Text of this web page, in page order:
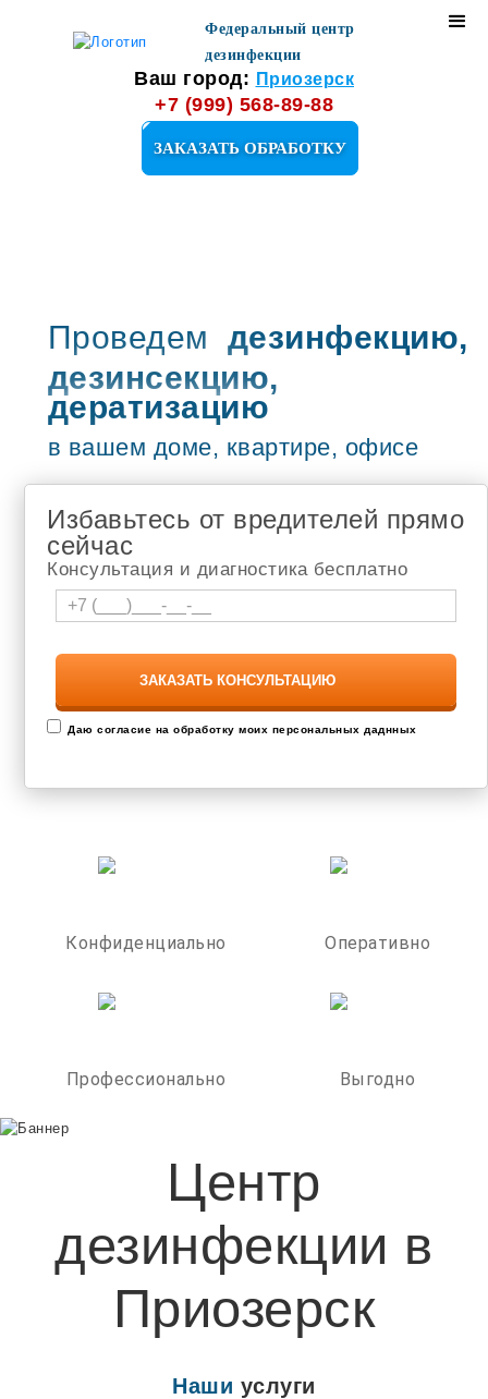
Федеральный центр
дезинфекции
Ваш город: Приозерск
+7 (999) 568-89-88
ЗАКАЗАТЬ ОБРАБОТКУ
Проведем дезинфекцию,
дезинсекцию,
дератизацию
в вашем доме, квартире, офисе
Избавьтесь от вредителей прямо
сейчас
Консультация и диагностика бесплатно
Даю согласие на обработку моих персональных даднных
Конфиденциально Оперативно
Профессионально Выгодно
Центр
дезинфекции в
Приозерск
Наши услуги